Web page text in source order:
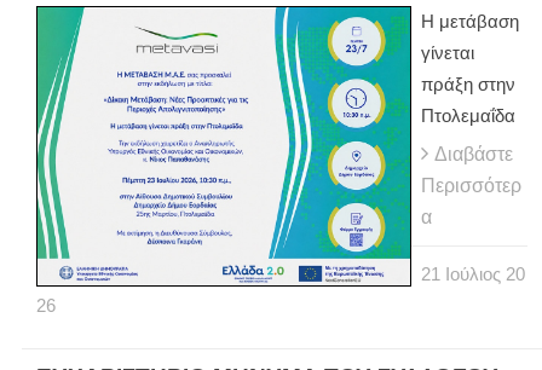
Η μετάβαση
γίνεται
πράξη στην
Πτολεμαΐδα
Διαβάστε
Περισσότερ
α
21 Ιούλιος 20
26